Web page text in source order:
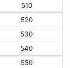
510
520
530
540
550